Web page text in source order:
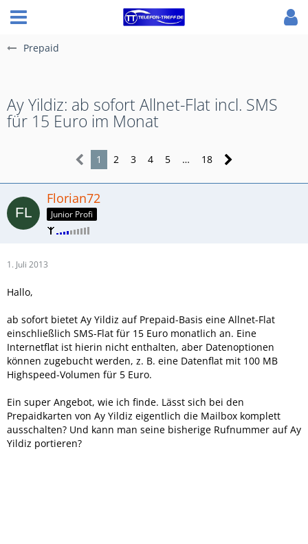
Prepaid
Ay Yildiz: ab sofort Allnet-Flat incl. SMS
für 15 Euro im Monat
1 2 3 4 5 … 18
Florian72
Junior Profi
1. Juli 2013
Hallo,
ab sofort bietet Ay Yildiz auf Prepaid-Basis eine Allnet-Flat
einschließlich SMS-Flat für 15 Euro monatlich an. Eine
Internetflat ist hierin nicht enthalten, aber Datenoptionen
können zugebucht werden, z. B. eine Datenflat mit 100 MB
Highspeed-Volumen für 5 Euro.
Ein super Angebot, wie ich finde. Lässt sich bei den
Prepaidkarten von Ay Yildiz eigentlich die Mailbox komplett
ausschalten? Und kann man seine bisherige Rufnummer auf Ay
Yildiz portieren?